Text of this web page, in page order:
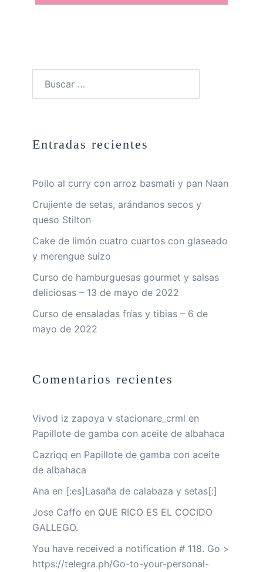
Entradas recientes
Pollo al curry con arroz basmati y pan Naan
Crujiente de setas, arándanos secos y
queso Stilton
Cake de limón cuatro cuartos con glaseado
y merengue suizo
Curso de hamburguesas gourmet y salsas
deliciosas – 13 de mayo de 2022
Curso de ensaladas frías y tibias – 6 de
mayo de 2022
Comentarios recientes
Vivod iz zapoya v stacionare_crml en
Papillote de gamba con aceite de albahaca
Cazriqq en Papillote de gamba con aceite
de albahaca
Ana en [:es]Lasaña de calabaza y setas[:]
Jose Caffo en QUE RICO ES EL COCIDO
GALLEGO.
You have received a notification # 118. Go >
https://telegra.ph/Go-to-your-personal-